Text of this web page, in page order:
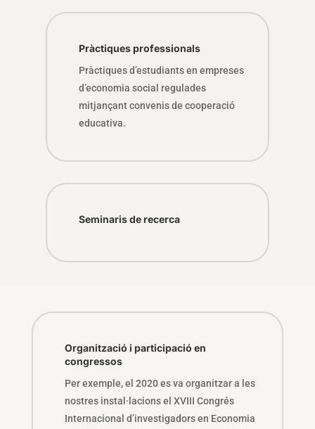
Pràctiques professionals
Pràctiques d’estudiants en empreses
d’economia social regulades
mitjançant convenis de cooperació
educativa.
Seminaris de recerca
Organització i participació en
congressos
Per exemple, el 2020 es va organitzar a les
nostres instal·lacions el XVIII Congrés
Internacional d’investigadors en Economia